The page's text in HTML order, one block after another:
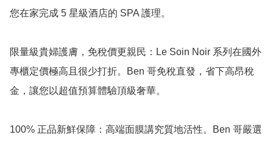
您在家完成 5 星級酒店的 SPA 護理。
限量級貴婦護膚，免稅價更親民：Le Soin Noir 系列在國外
專櫃定價極高且很少打折。Ben 哥免稅直發，省下高昂稅
金，讓您以超值預算體驗頂級奢華。
100% 正品新鮮保障：高端面膜講究質地活性。Ben 哥嚴選